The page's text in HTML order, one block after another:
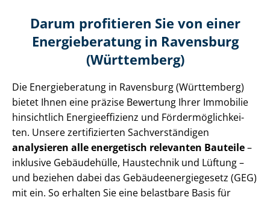
Darum profitieren Sie von einer
Energieberatung in Ravensburg
(Württemberg)
Die Energieberatung in Ravensburg (Württemberg)
bietet Ihnen eine präzise Bewertung Ihrer Immobilie
hinsichtlich En­er­gie­ef­fi­zi­enz und För­der­mög­lich­kei­
ten. Unsere zertifizierten Sach­ver­stän­di­gen
analysieren alle energetisch relevanten Bauteile–
inklusive Gebäudehülle, Haustechnik und Lüftung –
und beziehen dabei das Ge­bäu­de­en­er­gie­ge­setz (GEG)
mit ein. So erhalten Sie eine belastbare Basis für